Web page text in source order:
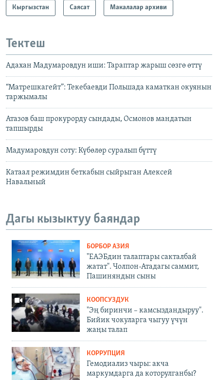
Кыргызстан Саясат Макалалар архиви
Тектеш
Адахан Мадумаровдун иши: Тараптар жарыш сөзгө өттү
“Матрешкагейт”: Текебаевди Польшада каматкан окуянын
таржымалы
Атазов баш прокурорду сындады, Осмонов мандатын
тапшырды
Мадумаровдун соту: Күбөлөр суралып бүттү
Катаал режимдин беткабын сыйрыган Алексей
Навальный
Дагы кызыктуу баяндар
БОРБОР АЗИЯ
"ЕАЭБдин талаптары сакталбай
жатат". Чолпон-Атадагы саммит,
Пашиняндын сыны
КООПСУЗДУК
"Эң биринчи – камсыздандыруу".
Бийик чокуларга чыгуу үчүн
жаңы талап
КОРРУПЦИЯ
Гемодиализ чыры: акча
маркумдарга да которулганбы?